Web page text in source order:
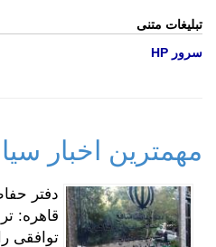
تبلیغات متنی
سرور HP
مهمترین اخبار
دفتر
قاهره:
توافقی